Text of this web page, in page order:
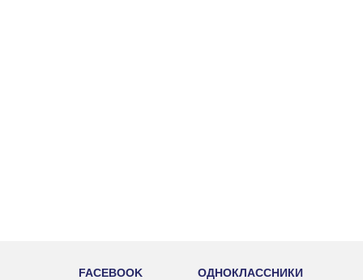
FACEBOOK ОДНОКЛАССНИКИ